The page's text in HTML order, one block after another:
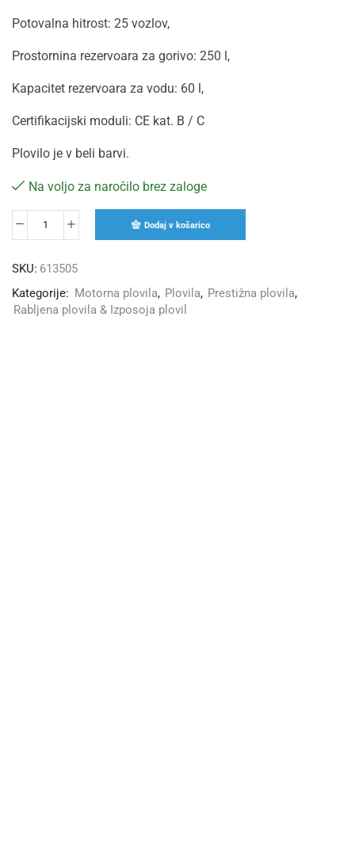
Potovalna hitrost: 25 vozlov,
Prostornina rezervoara za gorivo: 250 l,
Kapacitet rezervoara za vodu: 60 l,
Certifikacijski moduli: CE kat. B / C
Plovilo je v beli barvi.
Na voljo za naročilo brez zaloge
Dodaj v košarico
SKU: 613505
Kategorije: Motorna plovila, Plovila, Prestižna plovila,
Rabljena plovila & Izposoja plovil